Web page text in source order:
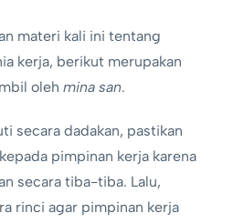
materi kali ini tentang
kerja, berikut merupakan
oleh mina san.
secara dadakan, pastikan
pimpinan kerja karena
secara tiba-tiba. Lalu,
rinci agar pimpinan kerja